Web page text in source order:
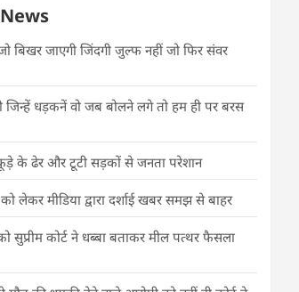
बिखर जाएगी जिंदगी जुल्फ नहीं जो फिर संवर
जिन्हें धड़कनें वो जब बोलने लगे तो हम ही पर बरस
के ढेर और टूटी सड़कों से जनता परेशान
लेकर मीडिया द्वारा दर्शाई खबर समझ से बाहर
सुप्रीम कोर्ट ने धब्बा बताकर मील पत्थर फैसला